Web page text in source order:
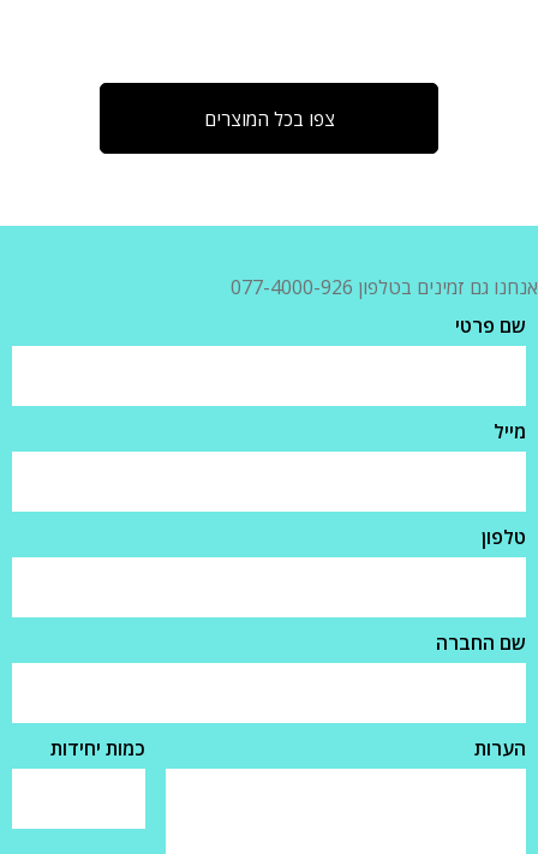
צפו בכל המוצרים
אנחנו גם זמינים בטלפון 077-4000-926
שם פרטי
מייל
טלפון
שם החברה
הערות כמות יחידות